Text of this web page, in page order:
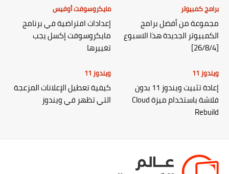
برامج كمبيوتر
مجموعة من أفضل برامج
الكمبيوتر الجديدة هذا الاسبوع
[26/8/4]
مايكروسوفت أوفيس
إعدادات افتراضية في برنامج
مايكروسوفت إكسل يجب
تغييرها
ويندوز 11
إعادة تثبيت ويندوز 11 بدون
فلاشة باستخدام ميزة Cloud
Rebuild
ويندوز 11
كيفية تعطيل الإعلانات المزعجة
التي تظهر في ويندوز